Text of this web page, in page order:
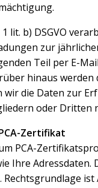
1 lit. b) DSGVO
zur
Teil per E-
hinaus werden
wir die Daten zur
oder Dritten
Zertifikat
PCA-
Ihre
Rechtsgrundlage ist